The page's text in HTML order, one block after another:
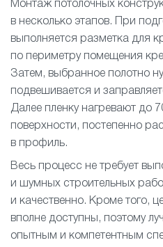
Монтаж потолочных
в несколько этапов. При
выполняется разметка для
по периметру помещения
Затем, выбранное полотно
подвешивается и
Далее пленку нагревают до
поверхности, постепенно
в профиль.
Весь процесс не требует
и шумных строительных
и качественно. Кроме того,
вполне доступны, поэтому
опытным и компетентным